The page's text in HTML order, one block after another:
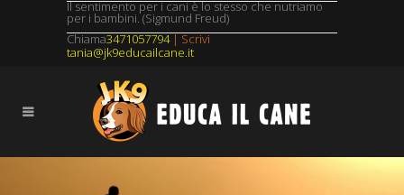
Il sentimento per i cani è lo stesso che nutriamo
per i bambini. (Sigmund Freud)
Chiama3471057794| Scrivi
tania@jk9educailcane.it